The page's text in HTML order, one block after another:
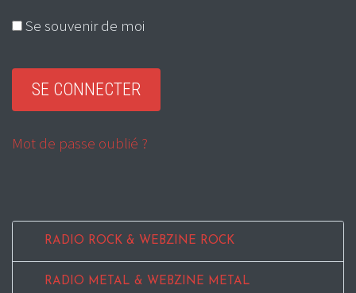
Se souvenir de moi
Mot de passe oublié ?
RADIO ROCK & WEBZINE ROCK
RADIO METAL & WEBZINE METAL